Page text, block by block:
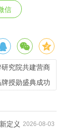
信
究院共建营商
授勋盛典成功
2026-08-03
定义